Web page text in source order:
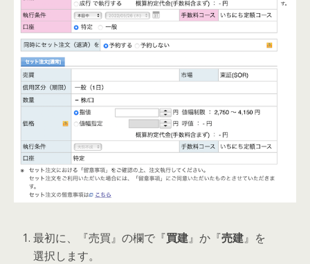
最初に、『売買』の欄で『買建』か『売建』を
選択します。